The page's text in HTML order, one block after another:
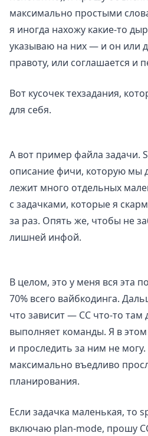
максимально простыми
я иногда нахожу какие-то
указываю на них — и он или
правоту, или соглашается и
Вот кусочек техзадания,
для себя.
А вот пример файла задачи.
описание фичи, которую мы
лежит много отдельных
с задачками, которые я
за раз. Опять же, чтобы не
лишней инфой.
В целом, это у меня вся эта
70% всего вайбкодинга.
что зависит — CC что-то там
выполняет команды. Я в
и проследить за ним не
максимально въедливо
планирования.
Если задачка маленькая, то
включаю plan-mode, прошу